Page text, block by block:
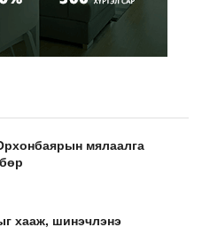
мялаалга
хааж, шинэчлэнэ